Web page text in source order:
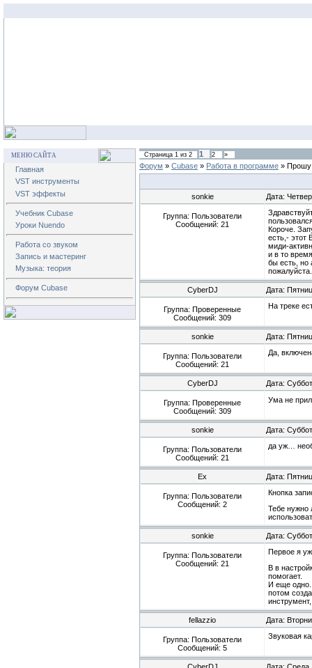
МЕНЮ САЙТА
Главная
VST инструменты
VST эффекты
Учебник Cubase
Уроки Nuendo
Работа со звуком
Запись и мастеринг
Музыка: теория
Форум Cubase
Страница 1 из 2 1 2 »
Форум » Cubase » Работа в программе »
sonkie Дата:
Группа: Пользователи
Сообщений: 21
Короче.
есть,- этот
миди-
и в то
бы есть, но
CyberDJ Дата:
Группа: Проверенные
Сообщений: 309
На треке
sonkie Дата:
Группа: Пользователи
Сообщений: 21
Да,
CyberDJ Дата:
Группа: Проверенные
Сообщений: 309
Ума не
sonkie Дата:
Группа: Пользователи
Сообщений: 21
да уж…
Ex Дата:
Группа: Пользователи
Сообщений: 2
Кнопка
Тебе нужно
sonkie Дата:
Группа: Пользователи
Сообщений: 21
Первое я
В в
помогает.
И еще одно.
потом
fellazzio Дата:
Группа: Пользователи
Сообщений: 5
Звуковая